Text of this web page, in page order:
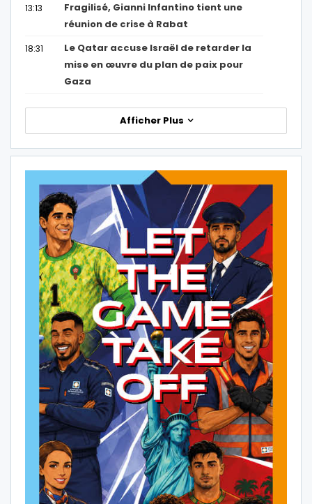
13:13
Fragilisé, Gianni Infantino tient une
réunion de crise à Rabat
18:31
Le Qatar accuse Israël de retarder la
mise en œuvre du plan de paix pour
Gaza
Afficher Plus